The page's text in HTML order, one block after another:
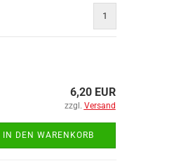
1
6,20 EUR
zzgl. Versand
IN DEN WARENKORB